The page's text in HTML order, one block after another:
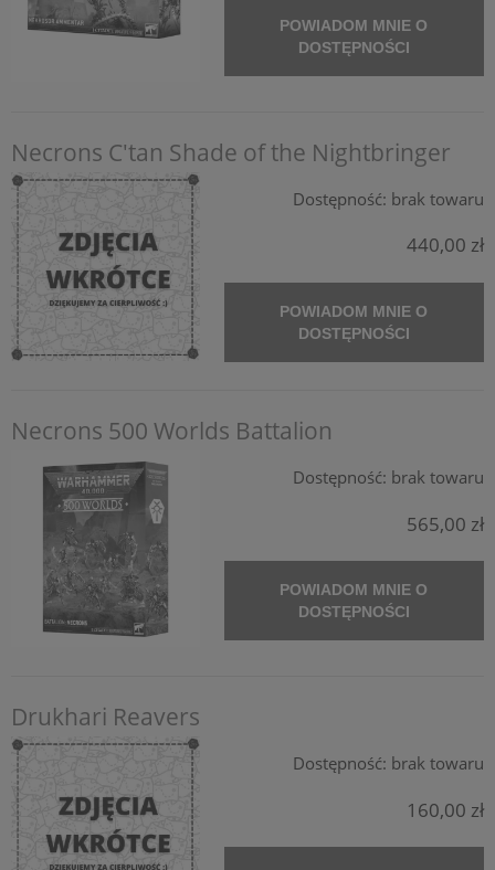
POWIADOM MNIE O
DOSTĘPNOŚCI
Necrons C'tan Shade of the Nightbringer
Dostępność: brak towaru
440,00 zł
POWIADOM MNIE O
DOSTĘPNOŚCI
Necrons 500 Worlds Battalion
Dostępność: brak towaru
565,00 zł
POWIADOM MNIE O
DOSTĘPNOŚCI
Drukhari Reavers
Dostępność: brak towaru
160,00 zł